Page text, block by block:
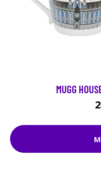
MUGG